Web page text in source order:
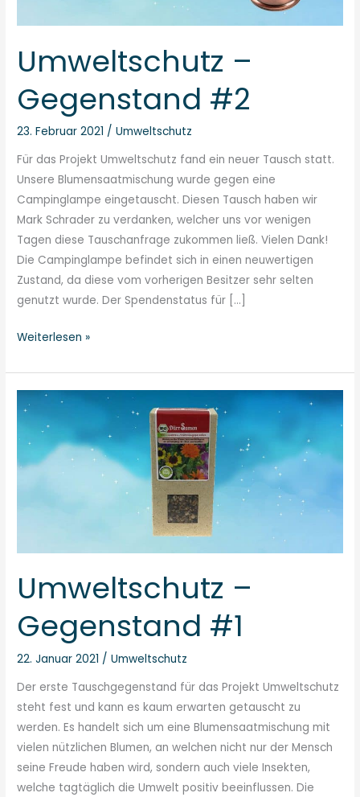
Umweltschutz –
Gegenstand #2
23. Februar 2021 /Umweltschutz
Für das Projekt Umweltschutz fand ein neuer Tausch statt.
Unsere Blumensaatmischung wurde gegen eine
Campinglampe eingetauscht. Diesen Tausch haben wir
Mark Schrader zu verdanken, welcher uns vor wenigen
Tagen diese Tauschanfrage zukommen ließ. Vielen Dank!
Die Campinglampe befindet sich in einen neuwertigen
Zustand, da diese vom vorherigen Besitzer sehr selten
genutzt wurde. Der Spendenstatus für […]
Weiterlesen »
Umweltschutz –
Gegenstand #1
22. Januar 2021 /Umweltschutz
Der erste Tauschgegenstand für das Projekt Umweltschutz
steht fest und kann es kaum erwarten getauscht zu
werden. Es handelt sich um eine Blumensaatmischung mit
vielen nützlichen Blumen, an welchen nicht nur der Mensch
seine Freude haben wird, sondern auch viele Insekten,
welche tagtäglich die Umwelt positiv beeinflussen. Die
Umweltschutz
Gegenstand
#1